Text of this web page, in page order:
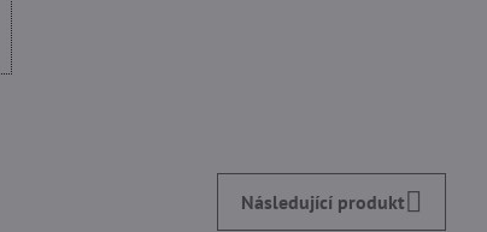
Následující produkt